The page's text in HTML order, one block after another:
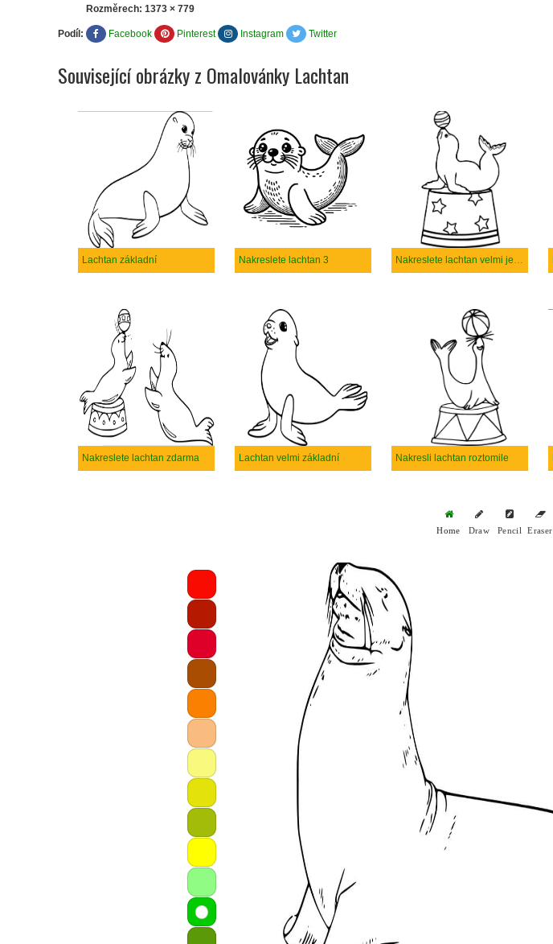
Rozměrech: 1373 × 779
Podíl: Facebook Pinterest Instagram Twitter
Související obrázky z Omalovánky Lachtan
Lachtan základní Nakreslete lachtan 3 Nakreslete lachtan velmi jednoduše
Nakreslete lachtan zdarma Lachtan velmi základní Nakresli lachtan roztomile
Home Draw Pencil Eraser